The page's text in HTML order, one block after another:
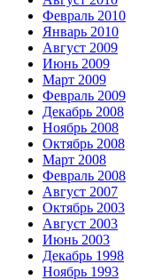
Февраль 2010
Январь 2010
Август 2009
Июнь 2009
Март 2009
Февраль 2009
Декабрь 2008
Ноябрь 2008
Октябрь 2008
Март 2008
Февраль 2008
Август 2007
Октябрь 2003
Август 2003
Июнь 2003
Декабрь 1998
Ноябрь 1993